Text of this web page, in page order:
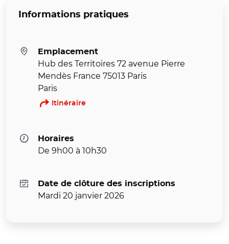
Informations pratiques
Emplacement
Hub des Territoires 72 avenue Pierre
Mendès France 75013 Paris
Paris
Itinéraire
Horaires
De 9h00 à 10h30
Date de clôture des inscriptions
Mardi 20 janvier 2026